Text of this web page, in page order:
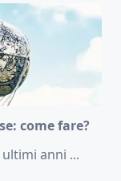
come fare?
anni ...